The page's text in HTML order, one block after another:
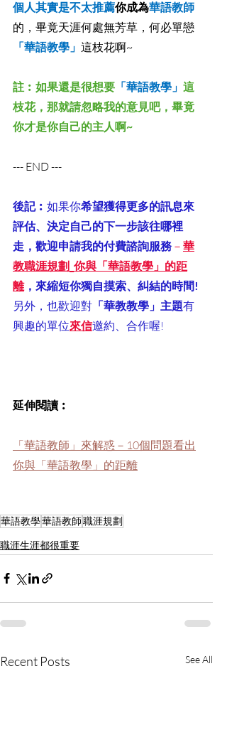
個人其實是不太推薦你成為華語教師
的，畢竟天涯何處無芳草，何必單戀
「華語教學」 這枝花啊~
註︰如果還是很想要 「華語教學」 這
枝花，那就請忽略我的意見吧，畢竟
你才是你自己的主人啊~
--- END ---
後記︰ 如果你希望獲得更多的訊息來
評估、決定自己的下一步該往哪裡
走，歡迎申請我的付費諮詢服務 － 華
教職涯規劃_你與「華語教學」的距
離，來縮短你獨自摸索、糾結的時間!
另外，也歡迎對 「華教教學」主題有
興趣的單位來信邀約、合作喔!
延伸閱讀︰
「華語教師」來解惑－10個問題看出
你與「華語教學」的距離
華語教學華語教師職涯規劃
職涯生涯都很重要
Recent Posts See All